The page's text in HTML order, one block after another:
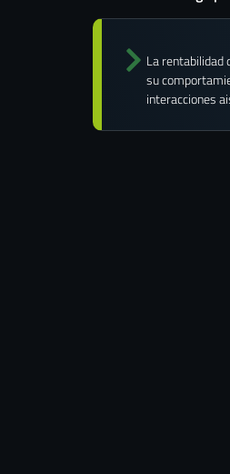
La rentabilidad
su
interacciones